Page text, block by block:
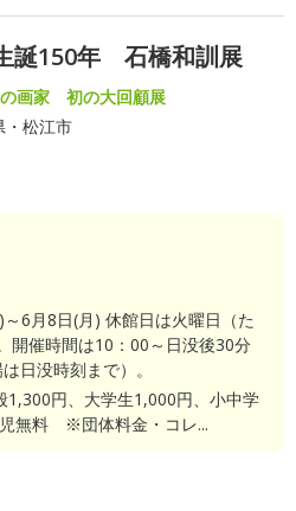
150年 石橋和訓展
画家 初の大回顧展
・松江市
6月8日(月) 休館日は火曜日（た
開催時間は10：00～日没後30分
日没時刻まで）。
1,300円、大学生1,000円、小中学
無料 ※団体料金・コレ...